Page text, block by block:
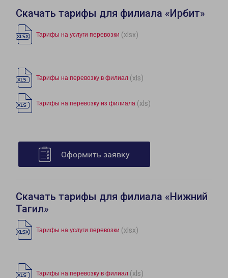
Скачать тарифы для филиала «Ирбит»
Тарифы на услуги перевозки (xlsx)
Тарифы на перевозку в филиал (xls)
Тарифы на перевозку из филиала (xls)
Оформить заявку
Скачать тарифы для филиала «Нижний
Тагил»
Тарифы на услуги перевозки (xlsx)
Тарифы на перевозку в филиал (xls)